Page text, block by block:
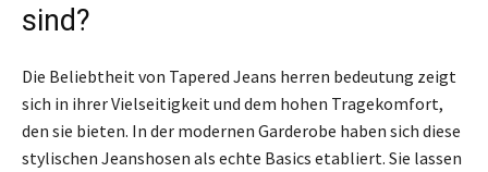
sind?
Die Beliebtheit von Tapered Jeans herren bedeutung zeigt
sich in ihrer Vielseitigkeit und dem hohen Tragekomfort,
den sie bieten. In der modernen Garderobe haben sich diese
stylischen Jeanshosen als echte Basics etabliert. Sie lassen